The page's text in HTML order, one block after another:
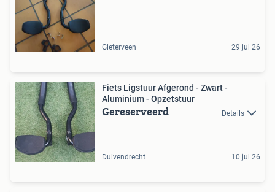
Gieterveen 29 jul 26
Fiets Ligstuur Afgerond - Zwart -
Aluminium - Opzetstuur
Gereserveerd Details
Duivendrecht 10 jul 26